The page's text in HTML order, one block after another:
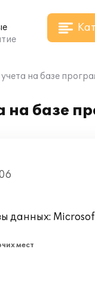
на базе
на базе
данных:
мест